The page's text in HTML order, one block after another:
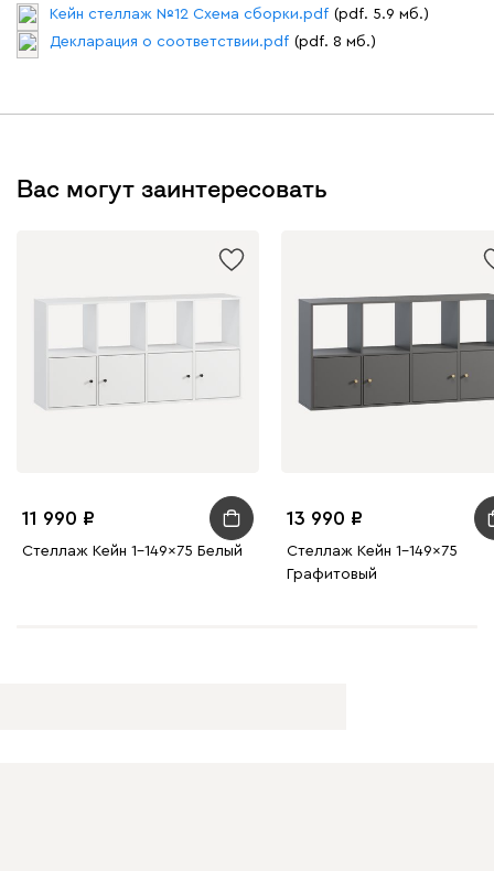
Кейн стеллаж №12 Схема сборки.pdf (pdf. 5.9 мб.)
Декларация о соответствии.pdf (pdf. 8 мб.)
Вас могут заинтересовать
11 990
Стеллаж Кейн 1-149x75 Белый
13 990
Стеллаж Кейн 1-149x75
Графитовый